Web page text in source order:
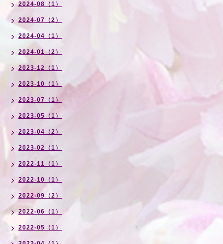
2024-08（1）
2024-07（2）
2024-04（1）
2024-01（2）
2023-12（1）
2023-10（1）
2023-07（1）
2023-05（1）
2023-04（2）
2023-02（1）
2022-11（1）
2022-10（1）
2022-09（2）
2022-06（1）
2022-05（1）